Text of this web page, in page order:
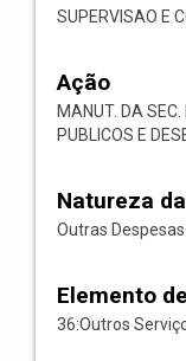
SUPERVISAO E
Ação
MANUT. DA SEC.
PUBLICOS E
Natureza
Outras
Elemento
36:Outros